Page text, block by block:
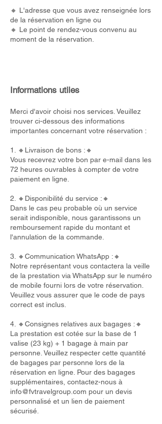
🔸 L'adresse que vous avez renseignée lors
de la réservation en ligne ou
🔸 Le point de rendez-vous convenu au
moment de la réservation.
Informations utiles
Merci d'avoir choisi nos services. Veuillez
trouver ci-dessous des informations
importantes concernant votre réservation :
1. 🔸Livraison de bons :🔸
Vous recevrez votre bon par e-mail dans les
72 heures ouvrables à compter de votre
paiement en ligne.
2. 🔸Disponibilité du service :🔸
Dans le cas peu probable où un service
serait indisponible, nous garantissons un
remboursement rapide du montant et
l'annulation de la commande.
3. 🔸Communication WhatsApp :🔸
Notre représentant vous contactera la veille
de la prestation via WhatsApp sur le numéro
de mobile fourni lors de votre réservation.
Veuillez vous assurer que le code de pays
correct est inclus.
4. 🔸Consignes relatives aux bagages :🔸
La prestation est cotée sur la base de 1
valise (23 kg) + 1 bagage à main par
personne. Veuillez respecter cette quantité
de bagages par personne lors de la
réservation en ligne. Pour des bagages
supplémentaires, contactez-nous à
info@fvtravelgroup.com pour un devis
personnalisé et un lien de paiement
sécurisé.